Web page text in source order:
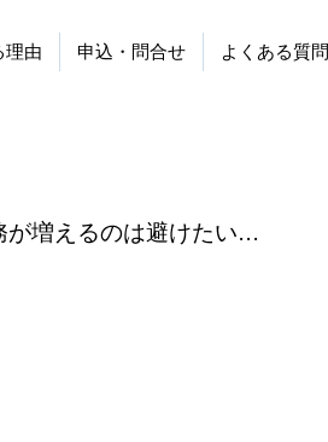
理由 申込・問合せ よくある質問
が増えるのは避けたい…